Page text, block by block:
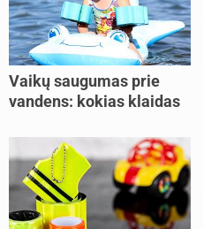
Vaikų saugumas prie
vandens: kokias klaidas